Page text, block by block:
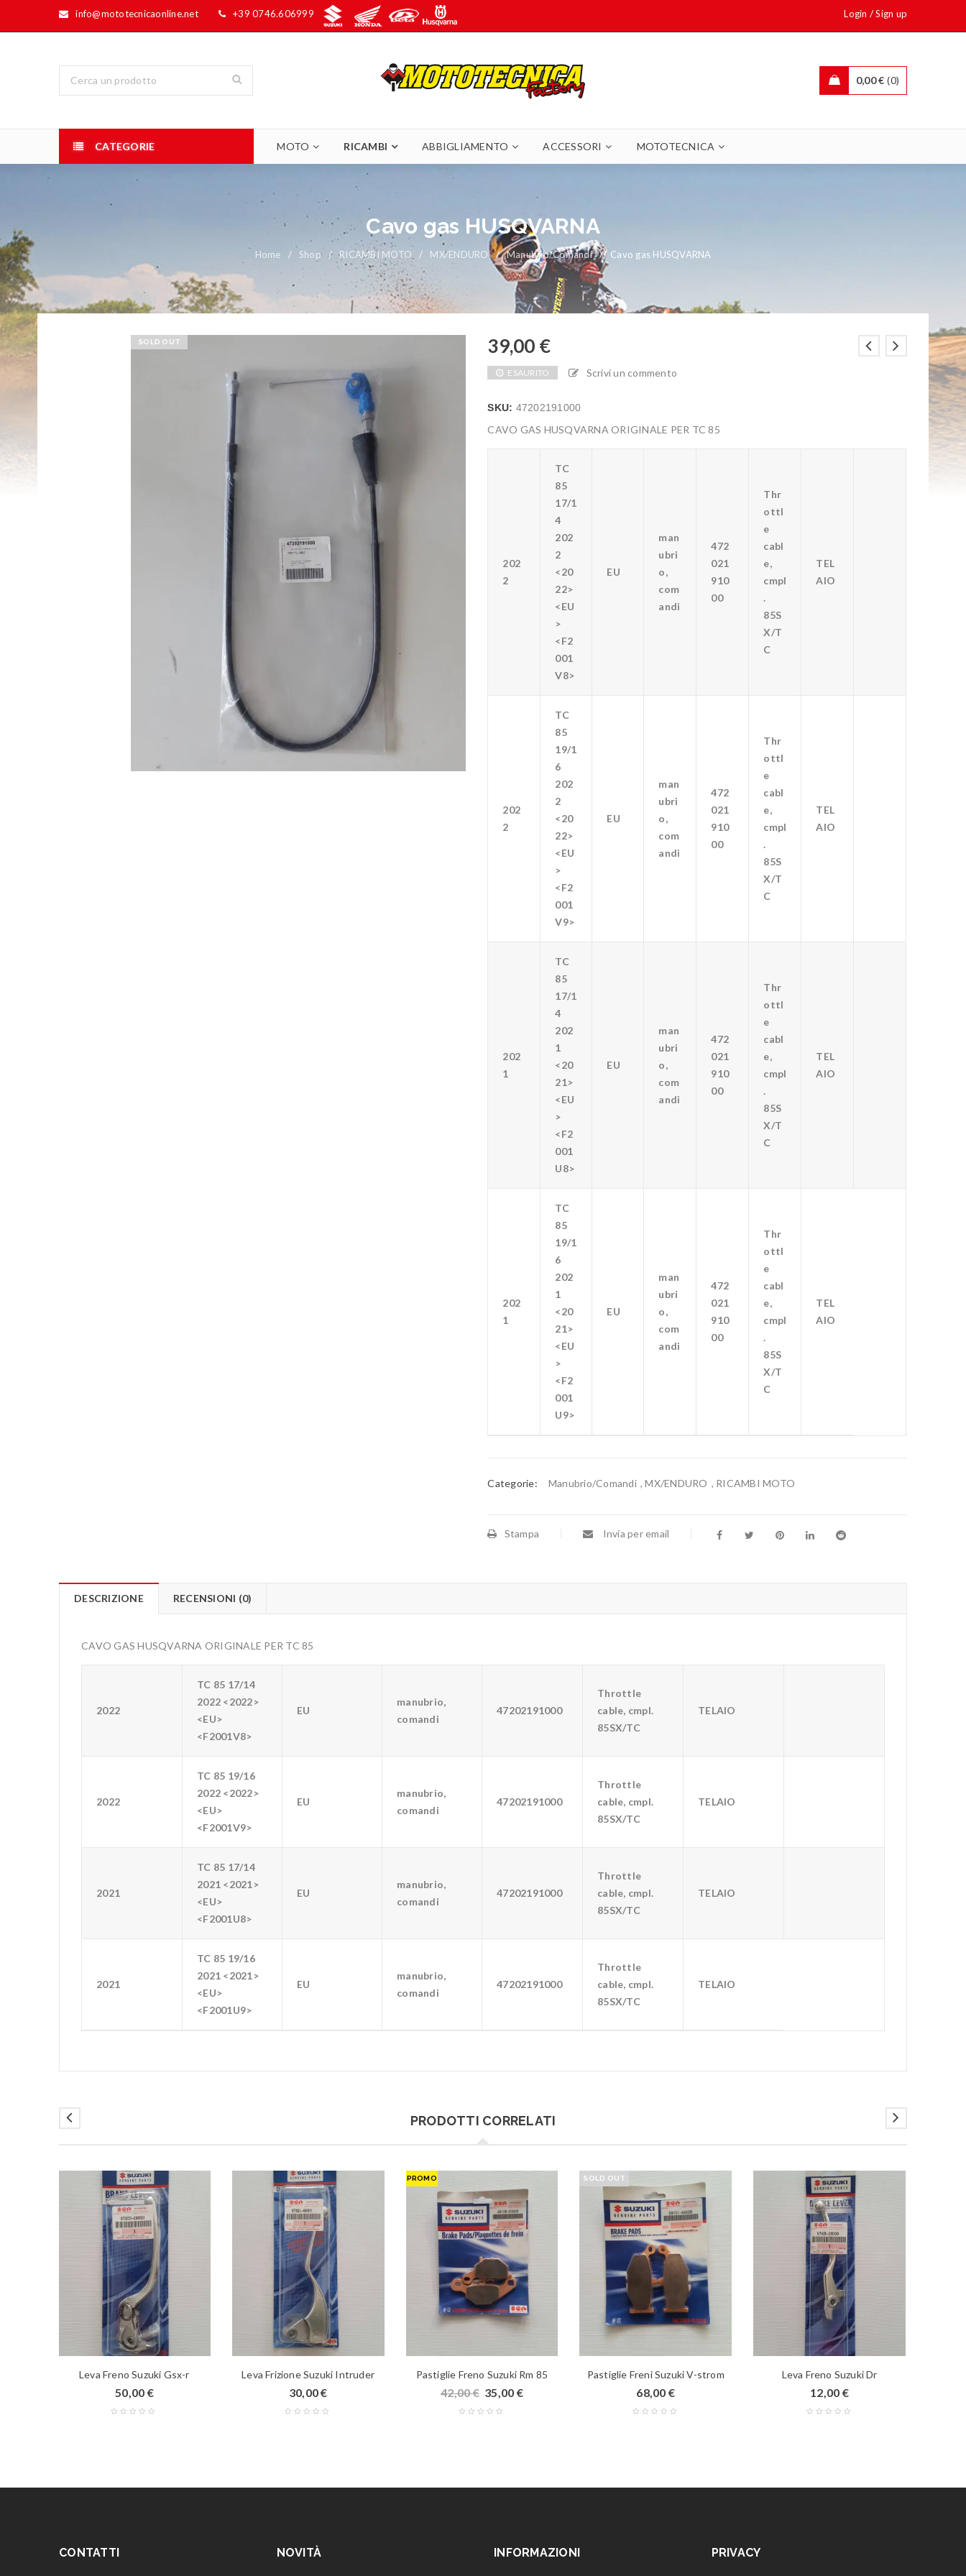
info@mototecnicaonline.net +39 0746.606999 Login /Sign up
0,00€ 0
CATEGORIE MOTO RICAMBI ABBIGLIAMENTO ACCESSORI MOTOTECNICA
Cavo gas HUSQVARNA
Home / Shop / RICAMBI MOTO / MX/ENDURO / Manubrio/Comandi / Cavo gas HUSQVARNA
SOLD OUT 39,00 €
ESAURITO Scrivi un commento
SKU: 47202191000
CAVO GAS HUSQVARNA ORIGINALE PER TC 85
202
2
TC
85
17/1
4
202
2
<20
22>
<EU
>
<F2
001
V8>
EU
man
ubri
o,
com
andi
472
021
910
00
Thr
ottl
e
cabl
e,
cmpl
.
85S
X/T
C
TEL
AIO
202
2
TC
85
19/1
6
202
2
<20
22>
<EU
>
<F2
001
V9>
EU
man
ubri
o,
com
andi
472
021
910
00
Thr
ottl
e
cabl
e,
cmpl
.
85S
X/T
C
TEL
AIO
202
1
TC
85
17/1
4
202
1
<20
21>
<EU
>
<F2
001
U8>
EU
man
ubri
o,
com
andi
472
021
910
00
Thr
ottl
e
cabl
e,
cmpl
.
85S
X/T
C
TEL
AIO
202
1
TC
85
19/1
6
202
1
<20
21>
<EU
>
<F2
001
U9>
EU
man
ubri
o,
com
andi
472
021
910
00
Thr
ottl
e
cabl
e,
cmpl
.
85S
X/T
C
TEL
AIO
Categorie: Manubrio/Comandi ,MX/ENDURO , RICAMBI MOTO
Stampa Invia per email
DESCRIZIONE RECENSIONI (0)
CAVO GAS HUSQVARNA ORIGINALE PER TC 85
2022
TC 85 17/14
2022 <2022>
<EU>
<F2001V8>
EU
manubrio,
comandi
47202191000
Throttle
cable, cmpl.
85SX/TC
TELAIO
2022
TC 85 19/16
2022 <2022>
<EU>
<F2001V9>
EU
manubrio,
comandi
47202191000
Throttle
cable, cmpl.
85SX/TC
TELAIO
2021
TC 85 17/14
2021 <2021>
<EU>
<F2001U8>
EU
manubrio,
comandi
47202191000
Throttle
cable, cmpl.
85SX/TC
TELAIO
2021
TC 85 19/16
2021 <2021>
<EU>
<F2001U9>
EU
manubrio,
comandi
47202191000
Throttle
cable, cmpl.
85SX/TC
TELAIO
PRODOTTI CORRELATI
Leva Freno Suzuki Gsx-r
50,00 €
Leva Frizione Suzuki Intruder
30,00€
PROMO
Pastiglie Freno Suzuki Rm 85
42,00€ 35,00 €
SOLD OUT
Pastiglie Freni Suzuki V-strom
68,00 €
Leva Freno Suzuki Dr
12,00 €
CONTATTI NOVITÀ INFORMAZIONI PRIVACY